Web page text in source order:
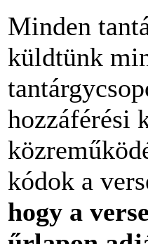
Minden
küldtünk
hozzáférési
kódok a
hogy a